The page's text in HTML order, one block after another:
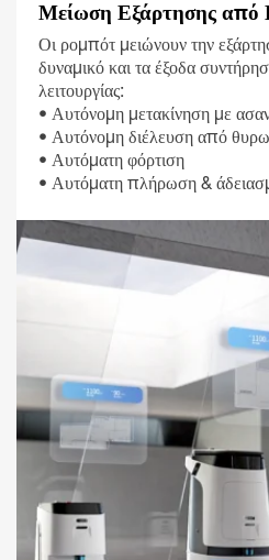
Μείωση Εξάρτησης από
Οι ρομπότ μειώνουν την
δυναμικό και τα έξοδα
λειτουργίας:
• Αυτόνομη μετακίνηση με
• Αυτόνομη διέλευση από
• Αυτόματη φόρτιση
• Αυτόματη πλήρωση &